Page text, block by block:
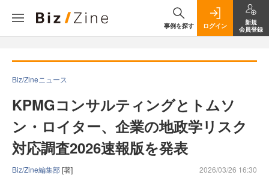
事例を探す ログイン
新規
会員登録
Biz/Zineニュース
KPMGコンサルティングとトムソ
ン・ロイター、企業の地政学リスク
対応調査2026速報版を発表
Biz/Zine編集部[著] 2026/03/26 16:30